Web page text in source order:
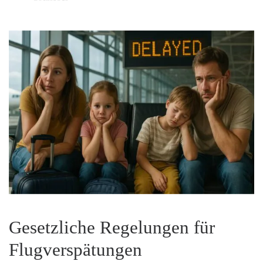
Gesetzliche Regelungen für
Flugverspätungen